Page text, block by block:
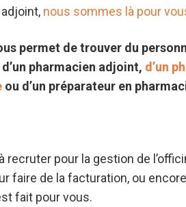
nous sommes là pour
permet de trouver du
pharmacien adjoint, d’un
ou d’un préparateur en
pour la gestion de
faire de la facturation, ou
fait pour vous.